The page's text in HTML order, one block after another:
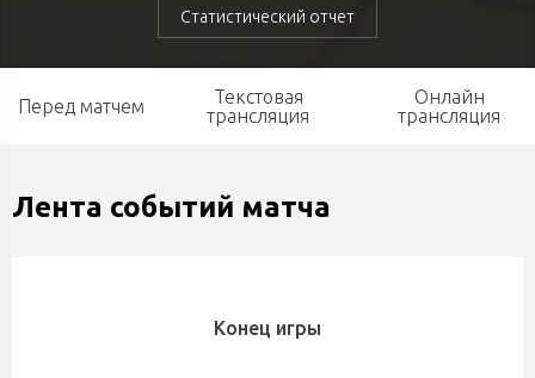
Статистический отчет
Перед матчем
Текстовая
трансляция
Онлайн
трансляция
Лента событий матча
Конец игры